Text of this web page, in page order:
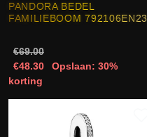
PANDORA BEDEL
FAMILIEBOOM 792106EN23
€69.00
€48.30
Opslaan: 30%
korting